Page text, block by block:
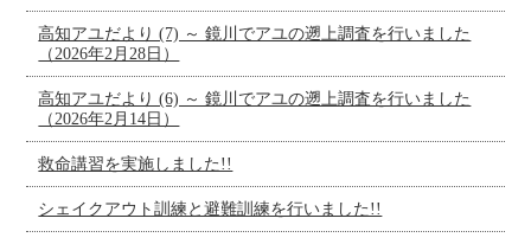
高知アユだより (7) ～ 鏡川でアユの遡上調査を行いました
（2026年2月28日）
高知アユだより (6) ～ 鏡川でアユの遡上調査を行いました
（2026年2月14日）
救命講習を実施しました!!
シェイクアウト訓練と避難訓練を行いました!!